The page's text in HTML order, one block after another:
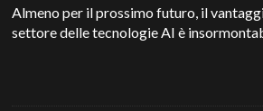
Almeno per il prossimo futuro, il
settore delle tecnologie AI è